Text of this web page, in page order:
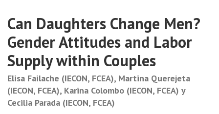
Can Daughters Change Men?
Gender Attitudes and Labor
Supply within Couples
Elisa Failache (IECON, FCEA), Martina Querejeta
(IECON, FCEA), Karina Colombo (IECON, FCEA) y
Cecilia Parada (IECON, FCEA)